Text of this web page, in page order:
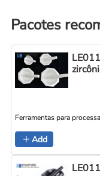
Pacotes
Ferramentas para
Add